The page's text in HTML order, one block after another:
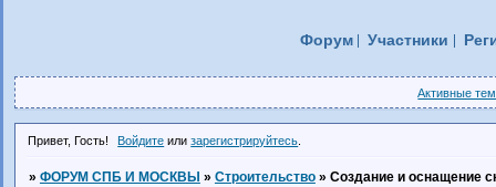
Форум Участники
Активные
Привет, Гость! Войдите илизарегистрируйтесь
» ФОРУМ СПБ И МОСКВЫ » Строительство » Cоздание и оснащение